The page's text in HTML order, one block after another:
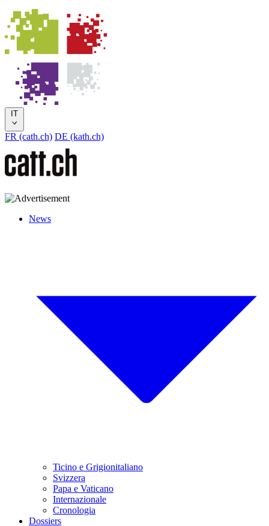
IT
FR (cath.ch) DE (kath.ch)
News
Ticino e Grigionitaliano
Svizzera
Papa e Vaticano
Internazionale
Cronologia
Dossiers